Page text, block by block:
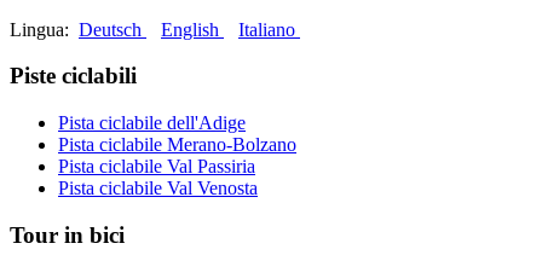
Lingua: Deutsch English Italiano
Piste ciclabili
Pista ciclabile dell'Adige
Pista ciclabile Merano-Bolzano
Pista ciclabile Val Passiria
Pista ciclabile Val Venosta
Tour in bici